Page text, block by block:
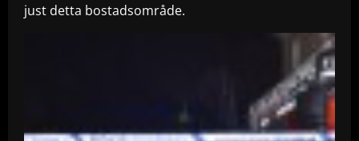
just detta bostadsområde.